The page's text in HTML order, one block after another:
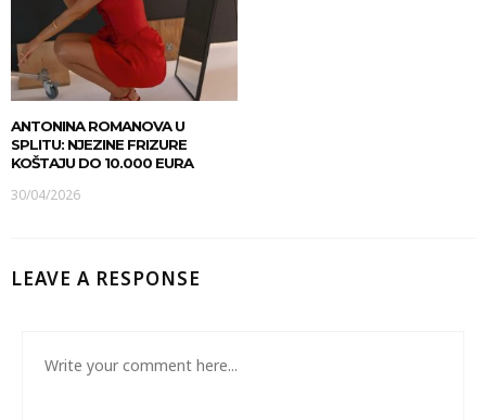
ANTONINA ROMANOVA U
SPLITU: NJEZINE FRIZURE
KOŠTAJU DO 10.000 EURA
30/04/2026
LEAVE A RESPONSE